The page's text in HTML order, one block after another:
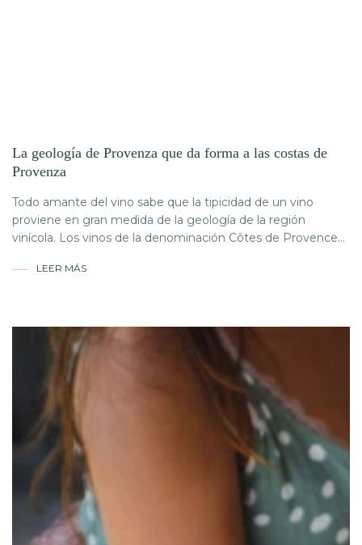
La geología de Provenza que da forma a las costas de
Provenza
Todo amante del vino sabe que la tipicidad de un vino
proviene en gran medida de la geología de la región
vinícola. Los vinos de la denominación Côtes de Provence...
LEER MÁS